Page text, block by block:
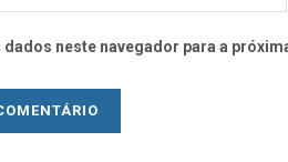
dados neste navegador para a